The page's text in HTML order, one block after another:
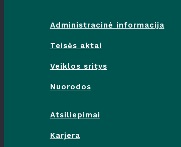
Administracinė informacija
Teisės aktai
Veiklos sritys
Nuorodos
Atsiliepimai
Karjera